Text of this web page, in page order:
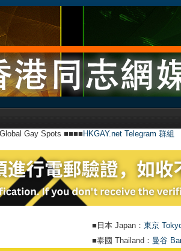
Gay Spots ■■■■ HKGAY.net Telegram 群組
■日本 Japan： 東京
■泰國 Thailand： 曼谷